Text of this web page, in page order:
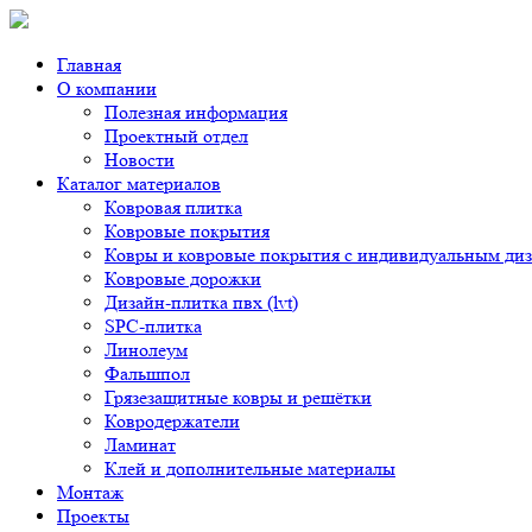
Главная
О компании
Полезная информация
Проектный отдел
Новости
Каталог материалов
Ковровая плитка
Ковровые покрытия
Ковры и ковровые покрытия с индивидуальным
Ковровые дорожки
Дизайн-плитка пвх (lvt)
SPC-плитка
Линолеум
Фальшпол
Грязезащитные ковры и решётки
Ковродержатели
Ламинат
Клей и дополнительные материалы
Монтаж
Проекты